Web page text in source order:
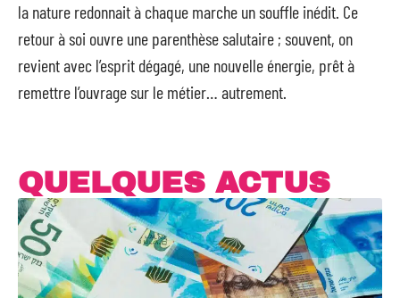
la nature redonnait à chaque marche un souffle inédit. Ce
retour à soi ouvre une parenthèse salutaire ; souvent, on
revient avec l’esprit dégagé, une nouvelle énergie, prêt à
remettre l’ouvrage sur le métier… autrement.
QUELQUES ACTUS